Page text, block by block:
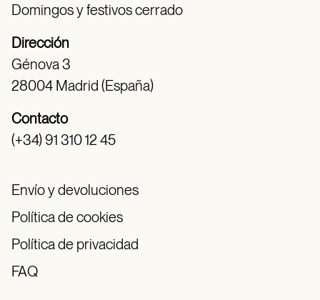
Domingos y festivos cerrado
Dirección
Génova 3
28004 Madrid (España)
Contacto
(+34) 91 310 12 45
Envío y devoluciones
Política de cookies
Política de privacidad
FAQ